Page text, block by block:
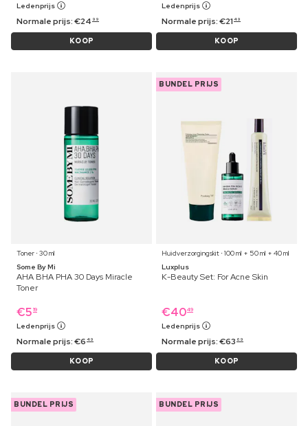
Ledenprijs
Normale prijs:€24 99
KOOP
Ledenprijs
Normale prijs:€21 49
KOOP
Toner ⋅ 30 ml
Some By Mi
AHA BHA PHA 30 Days Miracle
Toner
€5 19
Ledenprijs
Normale prijs:€6 49
KOOP
BUNDEL PRIJS
Huidverzorgingskit ⋅ 100 ml + 50 ml + 40 ml
Luxplus
K-Beauty Set: For Acne Skin
€4049
Ledenprijs
Normale prijs:€63 69
KOOP
BUNDEL PRIJS BUNDEL PRIJS